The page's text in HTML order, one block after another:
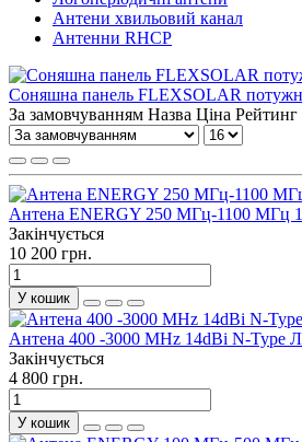
Антени хвильовий канал
Антенни RHCP
Соняшна панель FLEXSOLAR
За замовчуванням Назва Ціна Рейтинг
Антена ENERGY 250 МГц-1100 МГц
Закінчується
10 200 грн.
У кошик
Антена 400 -3000 MHz 14dBi N-Type
Закінчується
4 800 грн.
У кошик